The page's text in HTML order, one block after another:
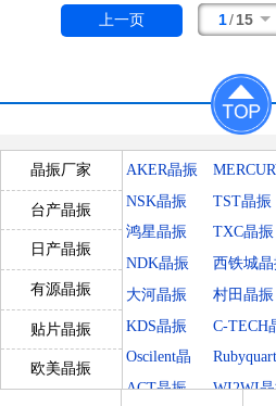
焊。）是无铅的
分析的要求
上一页 1/15
晶振厂家
台产晶振
日产晶振
有源晶振
贴片晶振
欧美晶振
AKER晶振
晶振
NSK晶振
TST晶振
鸿星晶振
TXC晶振
NDK晶振
西铁城晶
大河晶振
村田晶振
KDS晶振
C-TECH
振
Oscilent晶
振
晶振
ACT晶振 WI2WI